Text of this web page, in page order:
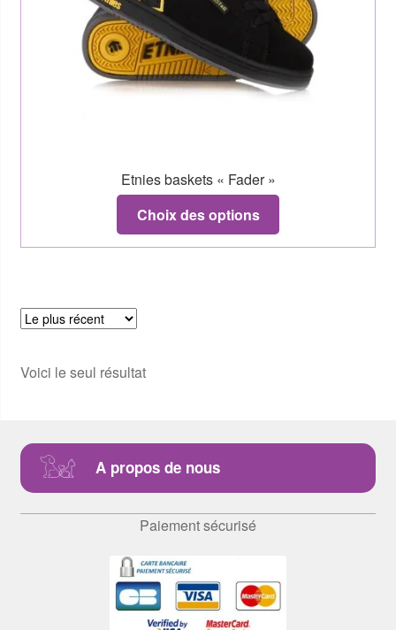
Etnies baskets « Fader »
Choix des options
Voici le seul résultat
A propos de nous
Paiement sécurisé